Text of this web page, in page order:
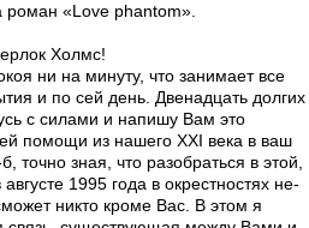
«Love phantom».
Холмс!
ни на минуту, что занимает все
и по сей день. Двенадцать долгих
с силами и напишу Вам это
помощи из нашего XXI века в ваш
точно зная, что разобраться в этой,
1995 года в окрестностях не-
никто кроме Вас. В этом я